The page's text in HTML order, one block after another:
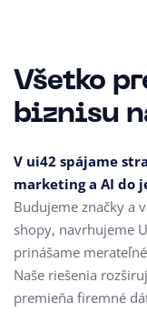
Všetko
biznisu
V ui42 spájame
marketing a AI do
Budujeme značky a
shopy, navrhujeme
prinášame
Naše riešenia
premieňa firemné